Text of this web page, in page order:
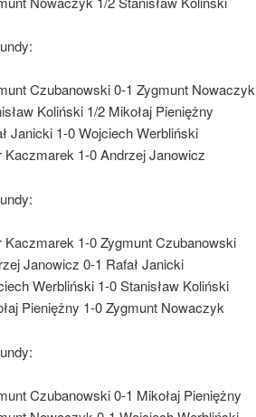
Czubanowski 0-1 Zygmunt Nowaczyk
Koliński 1/2 Mikołaj Pieniężny
Janicki 1-0 Wojciech Werbliński
Kaczmarek 1-0 Andrzej Janowicz
Kaczmarek 1-0 Zygmunt Czubanowski
Janowicz 0-1 Rafał Janicki
Werbliński 1-0 Stanisław Koliński
Pieniężny 1-0 Zygmunt Nowaczyk
Czubanowski 0-1 Mikołaj Pieniężny